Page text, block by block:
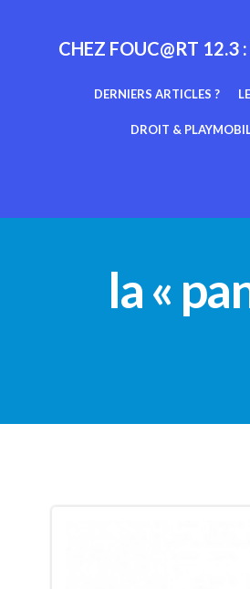
CHEZ FOUC@RT 12.3
DERNIERS ARTICLES ?
DROIT &
la «